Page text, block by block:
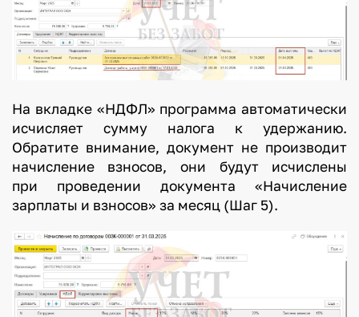
На вкладке «НДФЛ» программа автоматически
исчисляет сумму налога к удержанию.
Обратите внимание, документ не производит
начисление взносов, они будут исчислены
при проведении документа «Начисление
зарплаты и взносов» за месяц (Шаг 5).